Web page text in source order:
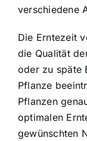
verschiedene
Die Erntezeit
die Qualität
oder zu späte
Pflanze
Pflanzen
optimalen
gewünschten